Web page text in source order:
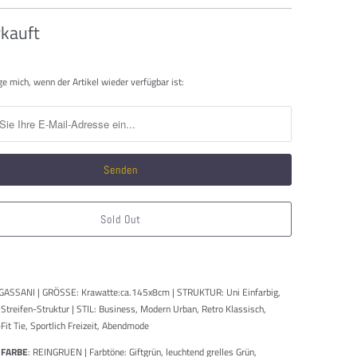
mich, wenn der Artikel wieder verfügbar ist:
Sold Out
| GRÖSSE: Krawatte:ca.145x8cm | STRUKTUR: Uni Einfarbig,
Struktur | STIL: Business, Modern Urban, Retro Klassisch,
Tie, Sportlich Freizeit, Abendmode
: REINGRUEN | Farbtöne: Giftgrün, leuchtend grelles Grün,